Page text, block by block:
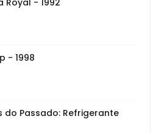
Royal - 1992
- 1998
do Passado: Refrigerante